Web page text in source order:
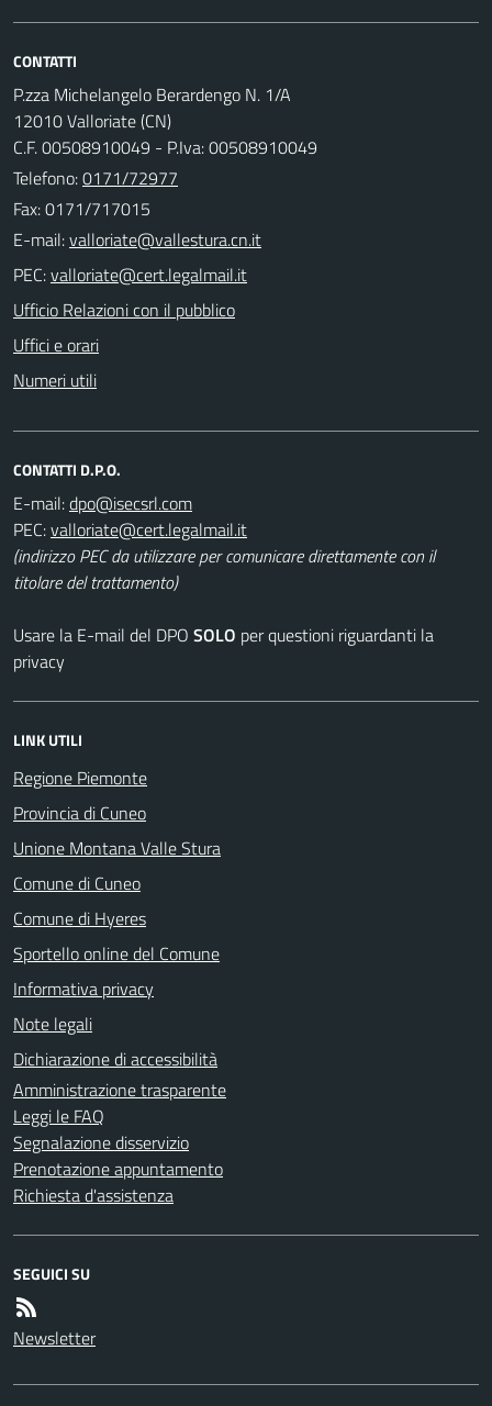
CONTATTI
P.zza Michelangelo Berardengo N. 1/A
12010 Valloriate (CN)
C.F. 00508910049 - P.Iva: 00508910049
Telefono:0171/72977
Fax: 0171/717015
E-mail:
PEC:
Ufficio Relazioni con il pubblico
Uffici e orari
Numeri utili
CONTATTI D.P.O.
E-mail:
PEC:
(indirizzo PEC da utilizzare per comunicare direttamente con il
titolare del trattamento)
Usare la E-mail del DPO SOLO per questioni riguardanti la
privacy
LINK UTILI
Regione Piemonte
Provincia di Cuneo
Unione Montana Valle Stura
Comune di Cuneo
Comune di Hyeres
Sportello online del Comune
Informativa privacy
Note legali
Dichiarazione di accessibilità
Amministrazione trasparente
Leggi le FAQ
Segnalazione disservizio
Prenotazione appuntamento
Richiesta d'assistenza
SEGUICI SU
Newsletter